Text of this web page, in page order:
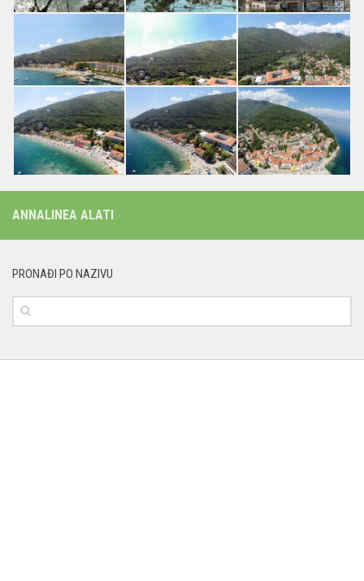
ANNALINEA ALATI
PRONAĐI PO NAZIVU